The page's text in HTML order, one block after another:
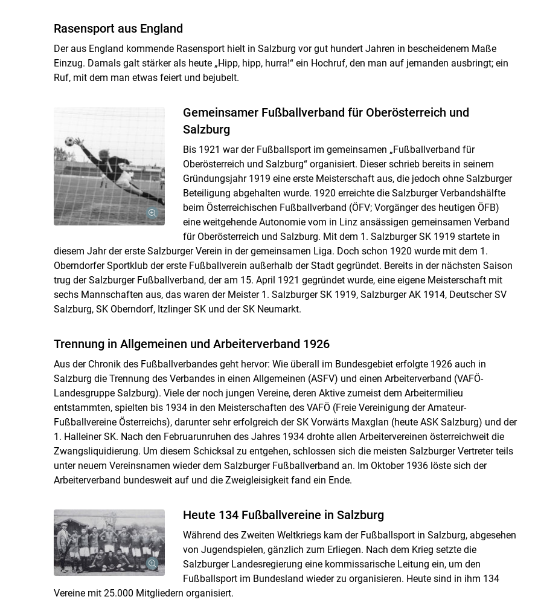
Rasensport aus England
Der aus England kommende Rasensport hielt in Salzburg vor gut hundert Jahren in bescheidenem Maße
Einzug. Damals galt stärker als heute „Hipp, hipp, hurra!“ ein Hochruf, den man auf jemanden ausbringt; ein
Ruf, mit dem man etwas feiert und bejubelt.
Gemeinsamer Fußballverband für Oberösterreich und
Salzburg
Bis 1921 war der Fußballsport im gemeinsamen „Fußballverband für
Oberösterreich und Salzburg“ organisiert. Dieser schrieb bereits in seinem
Gründungsjahr 1919 eine erste Meisterschaft aus, die jedoch ohne Salzburger
Beteiligung abgehalten wurde. 1920 erreichte die Salzburger Verbandshälfte
beim Österreichischen Fußballverband (ÖFV; Vorgänger des heutigen ÖFB)
eine weitgehende Autonomie vom in Linz ansässigen gemeinsamen Verband
für Oberösterreich und Salzburg. Mit dem 1. Salzburger SK 1919 startete in
diesem Jahr der erste Salzburger Verein in der gemeinsamen Liga. Doch schon 1920 wurde mit dem 1.
Oberndorfer Sportklub der erste Fußballverein außerhalb der Stadt gegründet. Bereits in der nächsten Saison
trug der Salzburger Fußballverband, der am 15. April 1921 gegründet wurde, eine eigene Meisterschaft mit
sechs Mannschaften aus, das waren der Meister 1. Salzburger SK 1919, Salzburger AK 1914, Deutscher SV
Salzburg, SK Oberndorf, Itzlinger SK und der SK Neumarkt.
Trennung in Allgemeinen und Arbeiterverband 1926
Aus der Chronik des Fußballverbandes geht hervor: Wie überall im Bundesgebiet erfolgte 1926 auch in
Salzburg die Trennung des Verbandes in einen Allgemeinen (ASFV) und einen Arbeiterverband (VAFÖ-
Landesgruppe Salzburg). Viele der noch jungen Vereine, deren Aktive zumeist dem Arbeitermilieu
entstammten, spielten bis 1934 in den Meisterschaften des VAFÖ (Freie Vereinigung der Amateur-
Fußballvereine Österreichs), darunter sehr erfolgreich der SK Vorwärts Maxglan (heute ASK Salzburg) und der
1. Halleiner SK. Nach den Februarunruhen des Jahres 1934 drohte allen Arbeitervereinen österreichweit die
Zwangsliquidierung. Um diesem Schicksal zu entgehen, schlossen sich die meisten Salzburger Vertreter teils
unter neuem Vereinsnamen wieder dem Salzburger Fußballverband an. Im Oktober 1936 löste sich der
Arbeiterverband bundesweit auf und die Zweigleisigkeit fand ein Ende.
Heute 134 Fußballvereine in Salzburg
Während des Zweiten Weltkriegs kam der Fußballsport in Salzburg, abgesehen
von Jugendspielen, gänzlich zum Erliegen. Nach dem Krieg setzte die
Salzburger Landesregierung eine kommissarische Leitung ein, um den
Fußballsport im Bundesland wieder zu organisieren. Heute sind in ihm 134
Vereine mit 25.000 Mitgliedern organisiert.